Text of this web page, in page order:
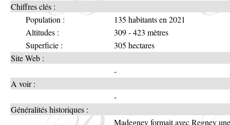
Chiffres clés :
Population :
135 habitants en 2021
Altitudes :
309 - 423 mètres
Superficie :
305 hectares
Site Web :
-
A voir :
-
Généralités historiques :
Madegney formait avec Regney